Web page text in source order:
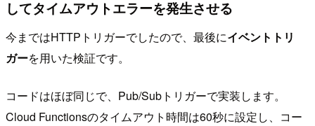
してタイムアウトエラーを発生させる
今まではHTTPトリガーでしたので、最後にイベントトリ
ガーを用いた検証です。
コードはほぼ同じで、Pub/Subトリガーで実装します。
Cloud Functionsのタイムアウト時間は60秒に設定し、コー